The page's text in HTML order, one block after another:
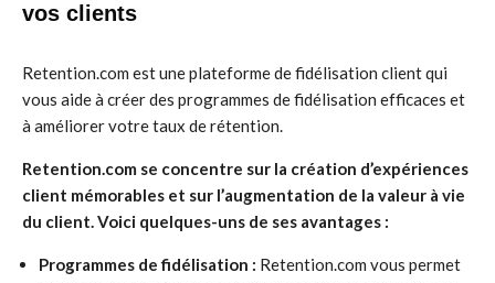
vos clients
Retention.com est une plateforme de fidélisation client qui
vous aide à créer des programmes de fidélisation efficaces et
à améliorer votre taux de rétention.
Retention.com se concentre sur la création d’expériences
client mémorables et sur l’augmentation de la valeur à vie
du client. Voici quelques-uns de ses avantages :
Programmes de fidélisation : Retention.com vous permet